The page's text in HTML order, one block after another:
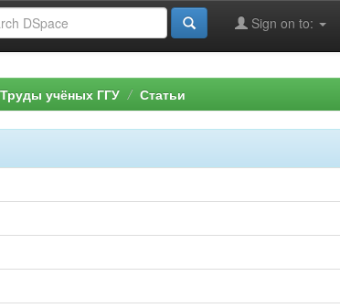
Sign on to:
Труды учёных ГГУ Статьи